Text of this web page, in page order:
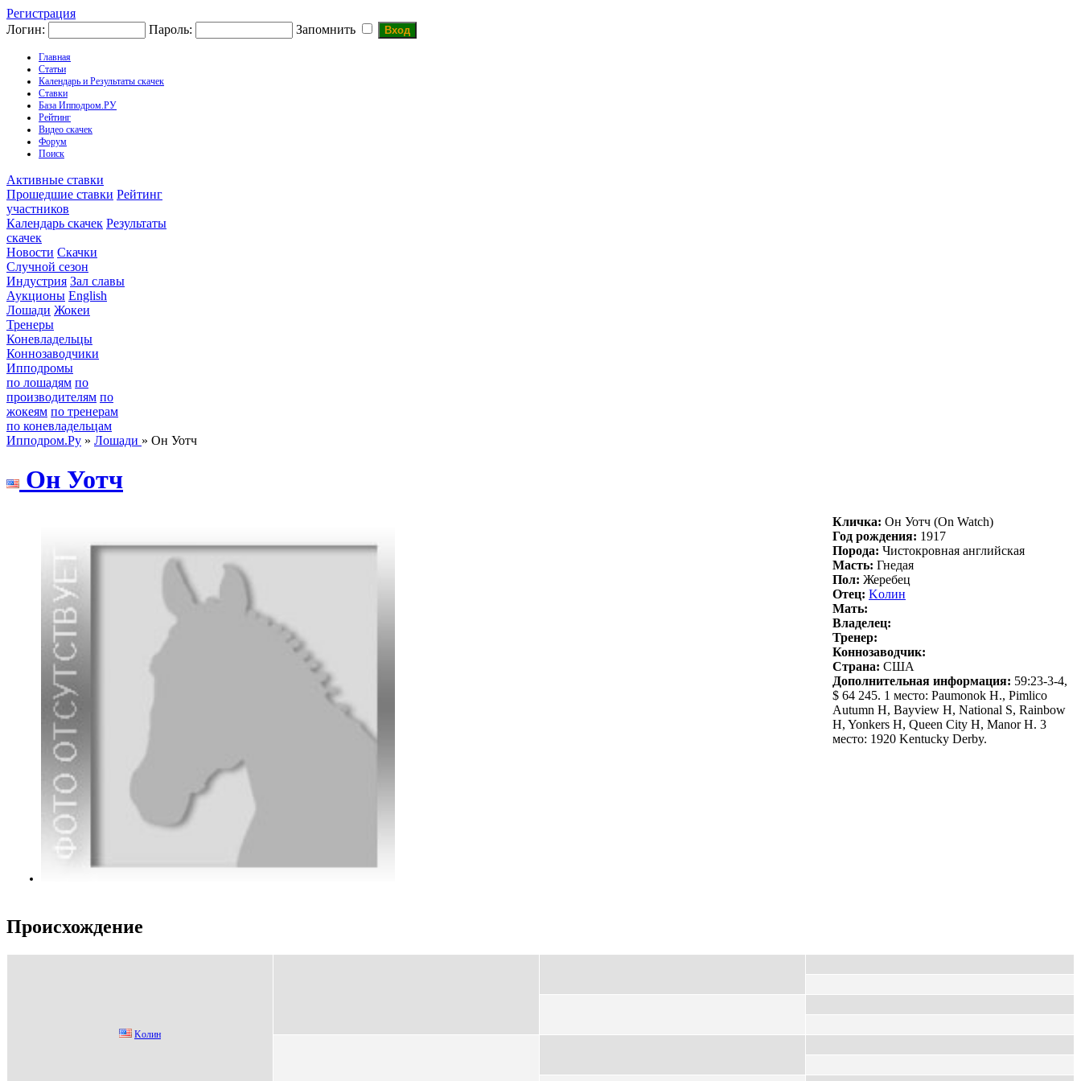
Регистрация
Логин:
Пароль: Запомнить
Главная
Статьи
Календарь и Результаты скачек
Ставки
База Ипподром.РУ
Рейтинг
Видео скачек
Форум
Поиск
Активные ставки
Прошедшие ставки Рейтинг
участников
Календарь скачек Результаты
скачек
Новости Скачки
Случной сезон
Индустрия Зал славы
Аукционы English
Лошади Жокеи
Тренеры
Коневладельцы
Коннозаводчики
Ипподромы
по лошадям по
производителям по
жокеям по тренерам
по коневладельцам
Ипподром.Ру » Лошади » Он Уотч
Он Уотч
Кличка: Он Уотч (On Watch)
Год рождения: 1917
Порода: Чистокровная английская
Масть: Гнедая
Пол: Жеребец
Отец: Koлин
Мать:
Владелец:
Тренер:
Коннозаводчик:
Страна: США
Дополнительная информация: 59:23-3-4,
$ 64 245. 1 место: Paumonok H., Pimlico
Autumn H, Bayview H, National S, Rainbow
H, Yonkers H, Queen City H, Manor H. 3
место: 1920 Kentucky Derby.
Происхождение
Koлин